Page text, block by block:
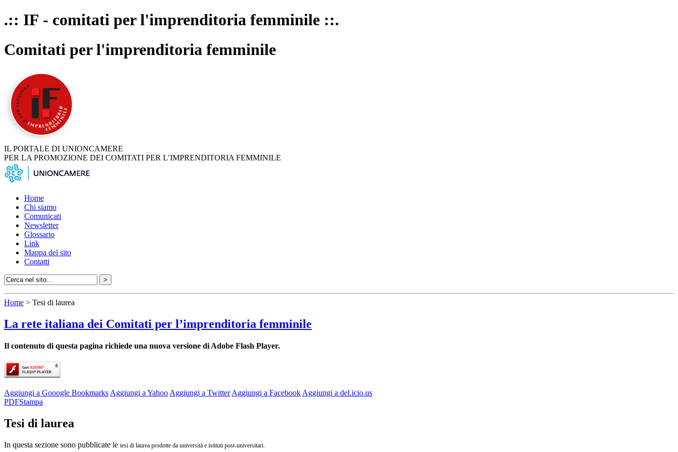
.:: IF - comitati per l'imprenditoria femminile ::.
Comitati per l'imprenditoria femminile
IL PORTALE DI UNIONCAMERE
PER LA PROMOZIONE DEI COMITATI PER L’IMPRENDITORIA FEMMINILE
Home
Chi siamo
Comunicati
Newsletter
Glossario
Link
Mappa del sito
Contatti
Home > Tesi di laurea
La rete italiana dei Comitati per l’imprenditoria femminile
Il contenuto di questa pagina richiede una nuova versione di Adobe Flash Player.
Aggiungi a Gooogle Bookmarks Aggiungi a Yahoo Aggiungi a Twitter Aggiungi a Facebook Aggiungi a del.icio.us
PDFStampa
Tesi di laurea
In questa sezione sono pubblicate le tesi di laurea prodotte da università e istituti post-universitari.